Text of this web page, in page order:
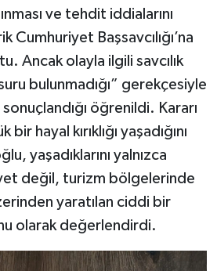
ve tehdit iddialarını
Cumhuriyet Başsavcılığı’na
Ancak olayla ilgili savcılık
bulunmadığı” gerekçesiyle
öğrenildi. Kararı
hayal kırıklığı yaşadığını
yaşadıklarını yalnızca
değil, turizm bölgelerinde
yaratılan ciddi bir
olarak değerlendirdi.